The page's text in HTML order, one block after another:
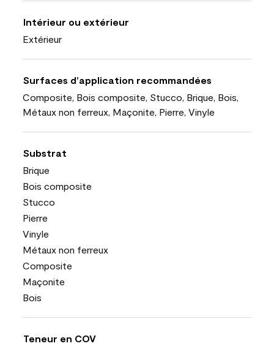
Intérieur ou extérieur
Extérieur
Surfaces d’application recommandées
Composite, Bois composite, Stucco, Brique, Bois,
Métaux non ferreux, Maçonite, Pierre, Vinyle
Substrat
Brique
Bois composite
Stucco
Pierre
Vinyle
Métaux non ferreux
Composite
Maçonite
Bois
Teneur en COV